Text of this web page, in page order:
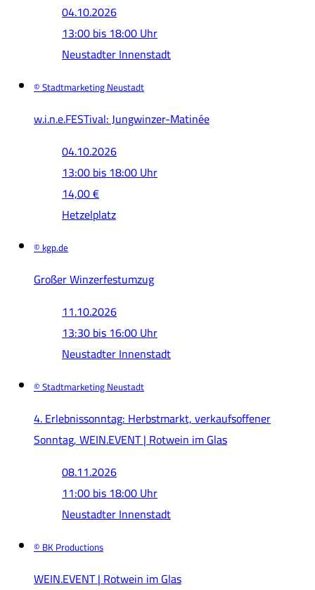
04.10.2026
13:00 bis 18:00 Uhr
Neustadter Innenstadt
© Stadtmarketing Neustadt
w.i.n.e.FESTival: Jungwinzer-Matinée
04.10.2026
13:00 bis 18:00 Uhr
14,00 €
Hetzelplatz
© kgp.de
Großer Winzerfestumzug
11.10.2026
13:30 bis 16:00 Uhr
Neustadter Innenstadt
© Stadtmarketing Neustadt
4. Erlebnissonntag: Herbstmarkt, verkaufsoffener
Sonntag, WEIN.EVENT | Rotwein im Glas
08.11.2026
11:00 bis 18:00 Uhr
Neustadter Innenstadt
© BK Productions
WEIN.EVENT | Rotwein im Glas